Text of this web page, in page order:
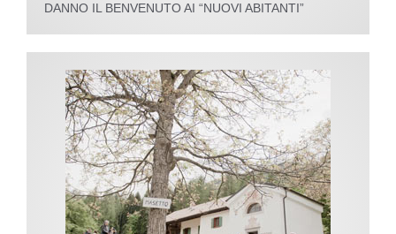
DANNO IL BENVENUTO AI “NUOVI ABITANTI”